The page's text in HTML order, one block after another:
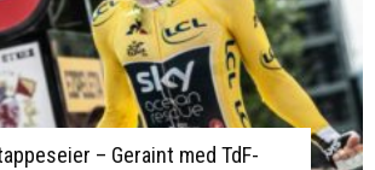
– Geraint med TdF-